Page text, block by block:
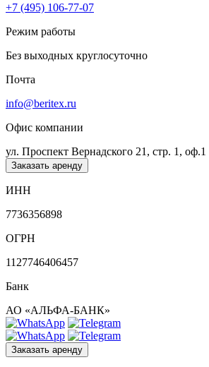
+7 (495) 106-77-07
Режим работы
Без выходных круглосуточно
Почта
info@beritex.ru
Офис компании
ул. Проспект Вернадского 21, стр. 1, оф.1
Заказать аренду
ИНН
7736356898
ОГРН
1127746406457
Банк
АО «АЛЬФА-БАНК»
Заказать аренду